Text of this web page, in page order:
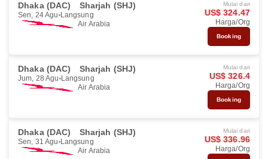
Dhaka (DAC) Sharjah (SHJ)
Sen, 24 Agu Langsung
Air Arabia
Mulai dari
US$ 324.47
Harga/Org
Booking
Dhaka (DAC) Sharjah (SHJ)
Jum, 28 Agu Langsung
Air Arabia
Mulai dari
US$ 326.4
Harga/Org
Booking
Dhaka (DAC) Sharjah (SHJ)
Sen, 31 Agu Langsung
Air Arabia
Mulai dari
US$ 336.96
Harga/Org